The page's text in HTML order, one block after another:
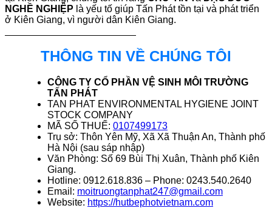
NGHỀ NGHIỆP là yếu tố giúp Tấn Phát tồn tại và phát triển
ở Kiên Giang, vì người dân Kiên Giang.
THÔNG TIN VỀ CHÚNG TÔI
CÔNG TY CỔ PHẦN VỆ SINH MÔI TRƯỜNG
TẤN PHÁT
TAN PHAT ENVIRONMENTAL HYGIENE JOINT
STOCK COMPANY
MÃ SỐ THUẾ: 0107499173
Trụ sở: Thôn Yên Mỹ, Xã Xã Thuận An, Thành phố
Hà Nội (sau sáp nhập)
Văn Phòng: Số 69 Bùi Thị Xuân, Thành phố Kiên
Giang.
Hotline: 0912.618.836 – Phone: 0243.540.2640
Email: moitruongtanphat247@gmail.com
Website: https://hutbephotvietnam.com